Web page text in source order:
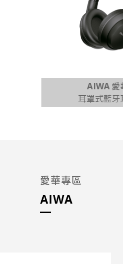
AIWA 愛
耳罩式藍牙
愛華專區
AIWA